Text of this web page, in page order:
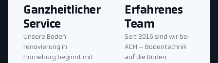
Erfahrenes
Team
Seit 2016 sind wir bei
ACH – Bodentechnik
auf die Boden
Ganzheitlicher
Service
Unsere Boden
renovierung in
Horneburg beginnt mit